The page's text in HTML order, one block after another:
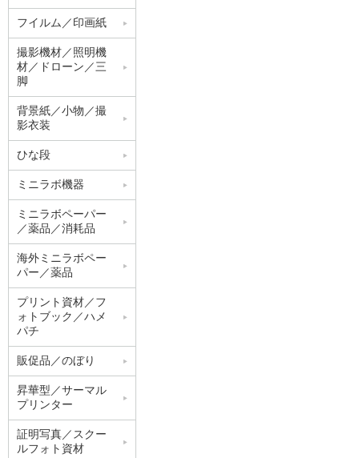
フイルム／印画紙
撮影機材／照明機
材／ドローン／三
脚
背景紙／小物／撮
影衣装
ひな段
ミニラボ機器
ミニラボペーパー
／薬品／消耗品
海外ミニラボペー
パー／薬品
プリント資材／フ
ォトブック／ハメ
パチ
販促品／のぼり
昇華型／サーマル
プリンター
証明写真／スクー
ルフォト資材